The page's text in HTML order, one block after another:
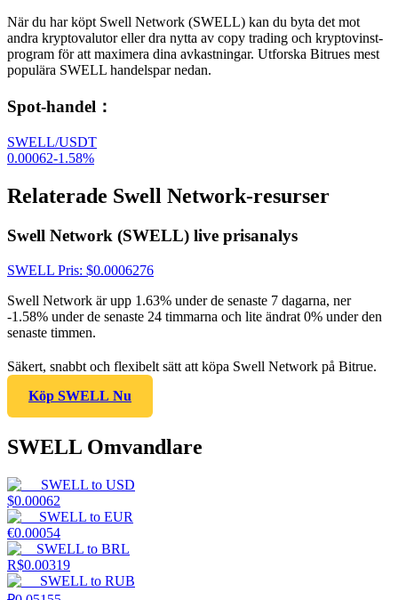
När du har köpt Swell Network (SWELL) kan du byta det mot
andra kryptovalutor eller dra nytta av copy trading och kryptovinst-
program för att maximera dina avkastningar. Utforska Bitrues mest
populära SWELL handelspar nedan.
Spot-handel ：
SWELL/USDT
0.00062-1.58%
Relaterade Swell Network-resurser
Swell Network (SWELL) live prisanalys
SWELL Pris: $0.0006276
Swell Network är upp 1.63% under de senaste 7 dagarna, ner
-1.58% under de senaste 24 timmarna och lite ändrat 0% under den
senaste timmen.
Säkert, snabbt och flexibelt sätt att köpa Swell Network på Bitrue.
Köp SWELL Nu
SWELL Omvandlare
SWELL to USD
$0.00062
SWELL to EUR
€0.00054
SWELL to BRL
R$0.00319
SWELL to RUB